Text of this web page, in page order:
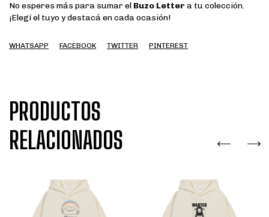
No esperes más para sumar el Buzo Letter a tu colección.
¡Elegí el tuyo y destacá en cada ocasión!
WHATSAPP FACEBOOK TWITTER PINTEREST
PRODUCTOS
RELACIONADOS